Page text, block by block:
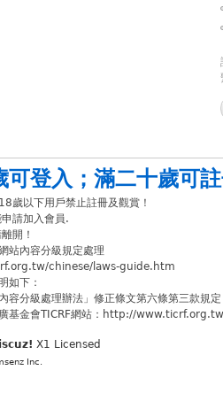
可登入 ； 滿二十歲可
歲以下用戶禁止註冊及觀賞！
請加入會員.
開！
站內容分級規定處理
chinese/laws-guide.htm
如下：
容分級處理辦法」修正條文第六條第三款規
廣基金會TICRF網站：http://www.ticrf.org.tw
X1 Licensed
Inc.